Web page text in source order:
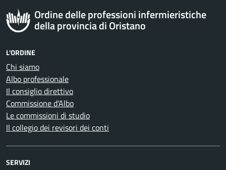
Ordine delle professioni infermieristiche
della provincia di Oristano
L'ORDINE
Chi siamo
Albo professionale
Il consiglio direttivo
Commissione d'Albo
Le commissioni di studio
Il collegio dei revisori dei conti
SERVIZI